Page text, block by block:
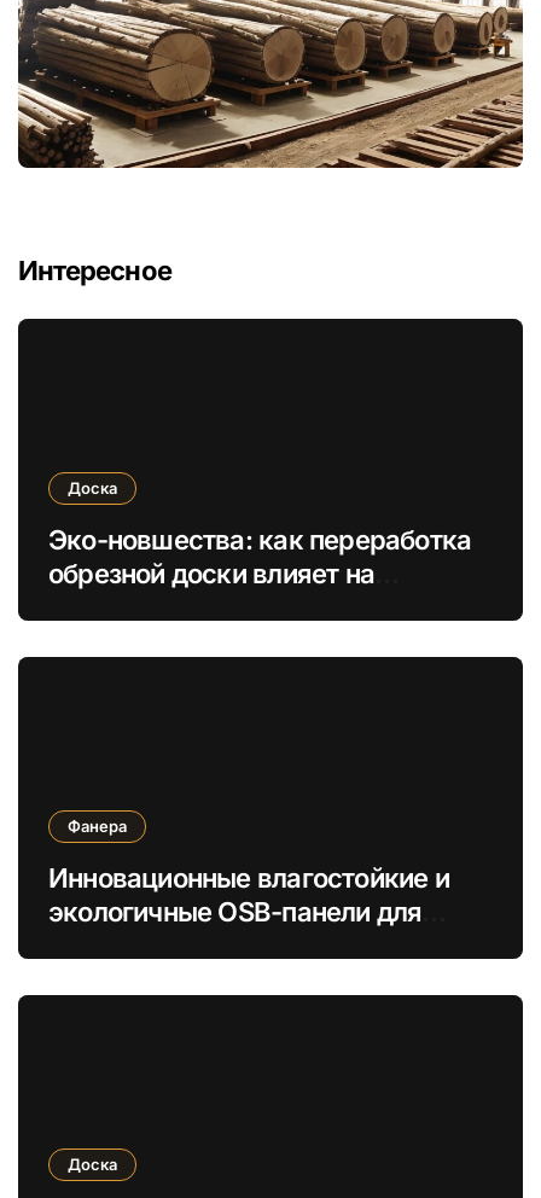
Интересное
Доска
Эко-новшества: как переработка
обрезной доски влияет на
Фанера
Инновационные влагостойкие и
экологичные OSB-панели для
Доска